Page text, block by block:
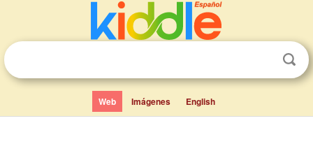
Web Imágenes English